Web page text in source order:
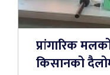
प्रांगारिक
किसानको